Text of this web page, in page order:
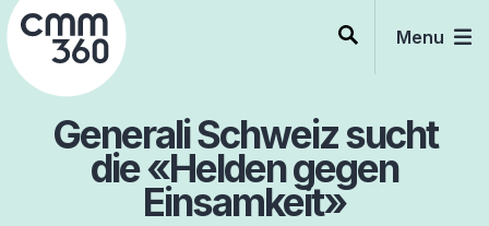
Skip
to
content
Menu
Generali Schweiz sucht
die «Helden gegen
Einsamkeit»